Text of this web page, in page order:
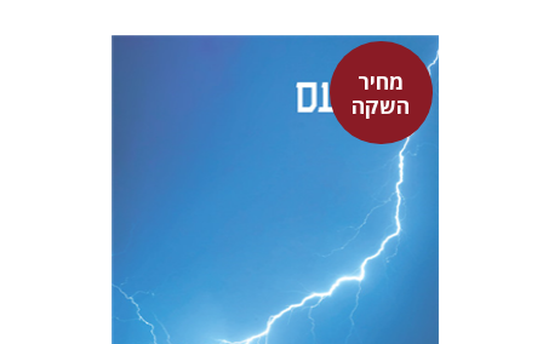
מחיר
השקה
סנקה
דבורה גילולה
דבורה גילולה